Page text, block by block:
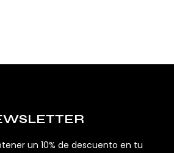
un 10% de descuento en tu